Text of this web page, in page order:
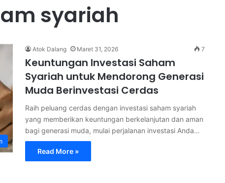
syariah
Atok Dalang Maret 31, 2026 7
Keuntungan Investasi Saham
Syariah untuk Mendorong Generasi
Muda Berinvestasi Cerdas
Raih peluang cerdas dengan investasi saham syariah
yang memberikan keuntungan berkelanjutan dan aman
bagi generasi muda, mulai perjalanan investasi Anda…
Read More »